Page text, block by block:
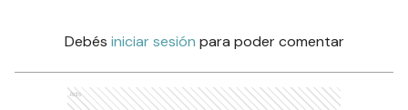
Debés iniciar sesión para poder comentar
Ads